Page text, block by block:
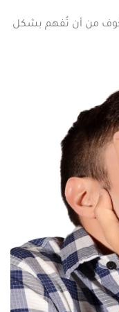
من أن تُفهم بشكل